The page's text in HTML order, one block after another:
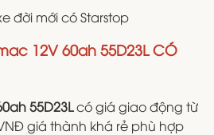
đời mới có Starstop
12V 60ah 55D23L CÓ
55D23Lcó giá giao động từ
giá thành khá rẻ phù hợp